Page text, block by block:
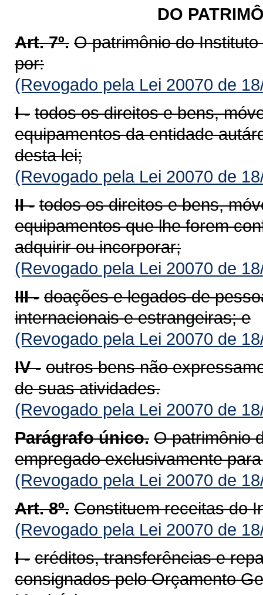
DO
Art. 7º. O patrimônio do
por:
(Revogado pela Lei 20070 de
I - todos os direitos e bens,
equipamentos da entidade
desta lei;
(Revogado pela Lei 20070 de
II - todos os direitos e bens,
equipamentos que lhe forem
adquirir ou incorporar;
(Revogado pela Lei 20070 de
III - doações e legados de
internacionais e estrangeiras; e
(Revogado pela Lei 20070 de
IV - outros bens não
de suas atividades.
(Revogado pela Lei 20070 de
Parágrafo único. O patrimônio
empregado exclusivamente
(Revogado pela Lei 20070 de
Art. 8º. Constituem receitas do
(Revogado pela Lei 20070 de
I - créditos, transferências e
consignados pelo Orçamento